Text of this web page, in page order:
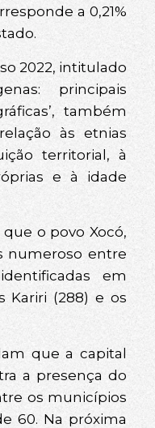
a 0,21%
2022, intitulado
principais
também
às etnias
territorial, à
e à idade
o povo Xocó,
numeroso entre
em
Kariri (288) e os
que a capital
a presença do
os municípios
60. Na próxima